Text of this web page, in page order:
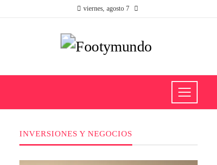
viernes, agosto 7
INVERSIONES Y NEGOCIOS